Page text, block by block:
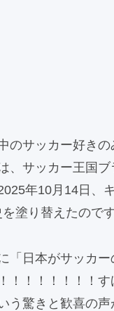
のサッカー好き
、サッカー王国
年10月14日、
塗り替えたのです
「日本がサッカ
！！！！！！！す
う驚きと歓喜の